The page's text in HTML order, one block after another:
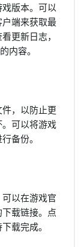
版本。可以
端来获取最
更新日志，
内容。
，以防止更
可以将游戏
备份。
以在游戏官
载链接。点
载完成。